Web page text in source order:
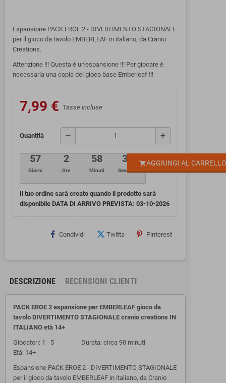
Espansione PACK EROE 2 - DIVERTIMENTO STAGIONALE
per il gioco da tavolo EMBERLEAF in italiano, da Cranio
Creations.
Attenzione !!! Questa è un'espansione !!! Per giocare è
necessaria una copia del gioco base Emberleaf !!!
7,99 € Tasse incluse
Quantità remove add
57
Giorni
2
Ore
58
Minuti
31
Secondi
shopping_cartAGGIUNGI AL CARRELLO
Il tuo ordine sarà creato quando il prodotto sarà
disponibile DATA DI ARRIVO PREVISTA:03-10-2026
Condividi Twitta Pinterest
DESCRIZIONE RECENSIONI CLIENTI
PACK EROE 2 espansione per EMBERLEAF gioco da
tavolo DIVERTIMENTO STAGIONALE cranio creations IN
ITALIANO età 14+
Giocatori: 1 - 5 Durata: circa 90 minuti
Età: 14+
Espansione PACK EROE 2 - DIVERTIMENTO STAGIONALE
per il gioco da tavolo EMBERLEAF in italiano, da Cranio